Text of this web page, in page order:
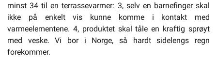
minst 34 til en terrassevarmer: 3, selv en barnefinger skal
ikke på enkelt vis kunne komme i kontakt med
varmeelementene. 4, produktet skal tåle en kraftig sprøyt
med veske. Vi bor i Norge, så hardt sidelengs regn
forekommer.